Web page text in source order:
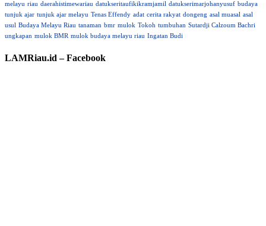
melayu riau daerahistimewariau datukseritaufikikramjamil datukserimarjohanyusuf budaya
tunjuk ajar tunjuk ajar melayu Tenas Effendy adat cerita rakyat dongeng asal muasal asal
usul Budaya Melayu Riau tanaman bmr mulok Tokoh tumbuhan Sutardji Calzoum Bachri
ungkapan mulok BMR mulok budaya melayu riau Ingatan Budi
LAMRiau.id – Facebook